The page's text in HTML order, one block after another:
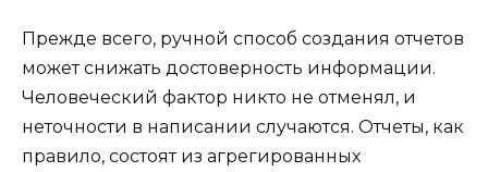
Прежде всего, ручной способ создания отчетов
может снижать достоверность информации.
Человеческий фактор никто не отменял, и
неточности в написании случаются. Отчеты, как
правило, состоят из агрегированных